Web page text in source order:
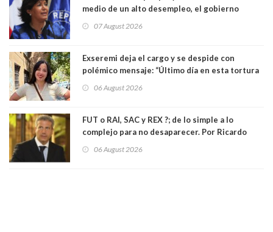
medio de un alto desempleo, el gobierno
07 August 2026
Exseremi deja el cargo y se despide con
polémico mensaje: “Último día en esta tortura
06 August 2026
FUT o RAI, SAC y REX ?; de lo simple a lo
complejo para no desaparecer. Por Ricardo
06 August 2026